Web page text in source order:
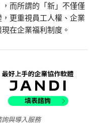
而所謂的「新」不僅僅
更重視員工人權、企業
在企業福利制度。
與導入服務